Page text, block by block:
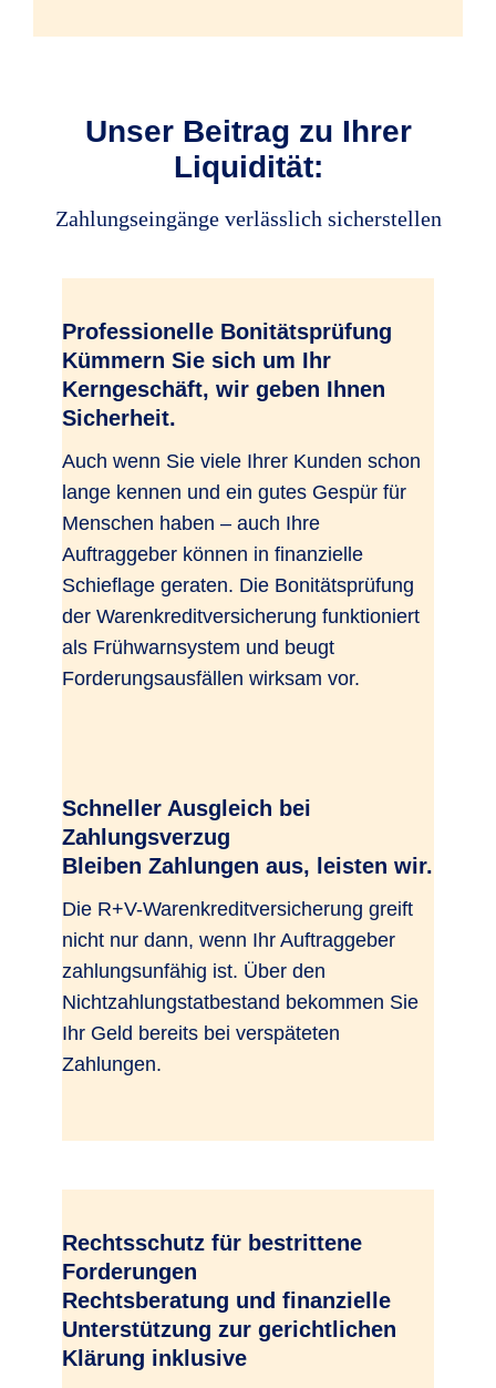
Frühzeitig Regressmaßnahmen
ergreifen
Klärung von bestrittenen
Unser Beitrag zu Ihrer
Liquidität:
Zahlungseingänge verlässlich sicherstellen
Professionelle Bonitätsprüfung
Kümmern Sie sich um Ihr
Kerngeschäft, wir geben Ihnen
Sicherheit.
Auch wenn Sie viele Ihrer Kunden schon
lange kennen und ein gutes Gespür für
Menschen haben – auch Ihre
Auftraggeber können in finanzielle
Schieflage geraten. Die Bonitätsprüfung
der Warenkreditversicherung funktioniert
als Frühwarnsystem und beugt
Forderungsausfällen wirksam vor.
Schneller Ausgleich bei
Zahlungsverzug
Bleiben Zahlungen aus, leisten wir.
Die R+V-Warenkreditversicherung greift
nicht nur dann, wenn Ihr Auftraggeber
zahlungsunfähig ist. Über den
Nichtzahlungstatbestand bekommen Sie
Ihr Geld bereits bei verspäteten
Zahlungen.
Rechtsschutz für bestrittene
Forderungen
Rechtsberatung und finanzielle
Unterstützung zur gerichtlichen
Klärung inklusive